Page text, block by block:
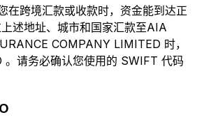
在跨境汇款或收款时，资金能到达正
述地址、城市和国家汇款至AIA
COMPANY LIMITED 时，
。请务必确认您使用的 SWIFT 代码